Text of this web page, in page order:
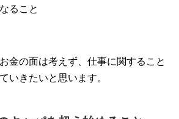
ること
金の面は考えず、仕事に関すること
いきたいと思います。